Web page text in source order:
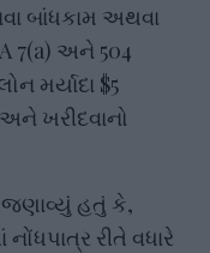
બાંધકામ અથવા
7(a) અને 504
મર્યાદા $5
ખરીદવાનો
હતું કે,
રીતે વધારે